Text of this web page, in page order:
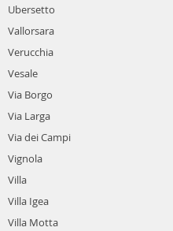
Ubersetto
Vallorsara
Verucchia
Vesale
Via Borgo
Via Larga
Via dei Campi
Vignola
Villa
Villa Igea
Villa Motta